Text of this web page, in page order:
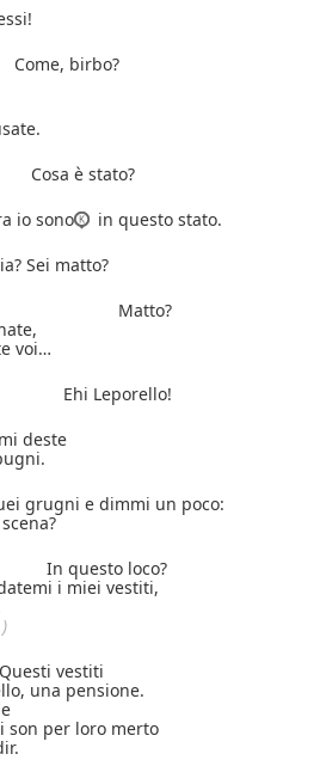
Come, birbo?
Cosa è stato?
io sono in questo stato.
Sei matto?
Matto?
voi…
Ehi Leporello!
deste
grugni e dimmi un poco:
In questo loco?
i miei vestiti,
Questi vestiti
una pensione.
son per loro merto